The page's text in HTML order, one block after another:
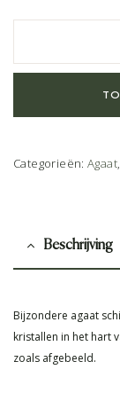
Categorieën:Agaat,
Beschrijving
Bijzondere agaat
kristallen in het hart
zoals afgebeeld.